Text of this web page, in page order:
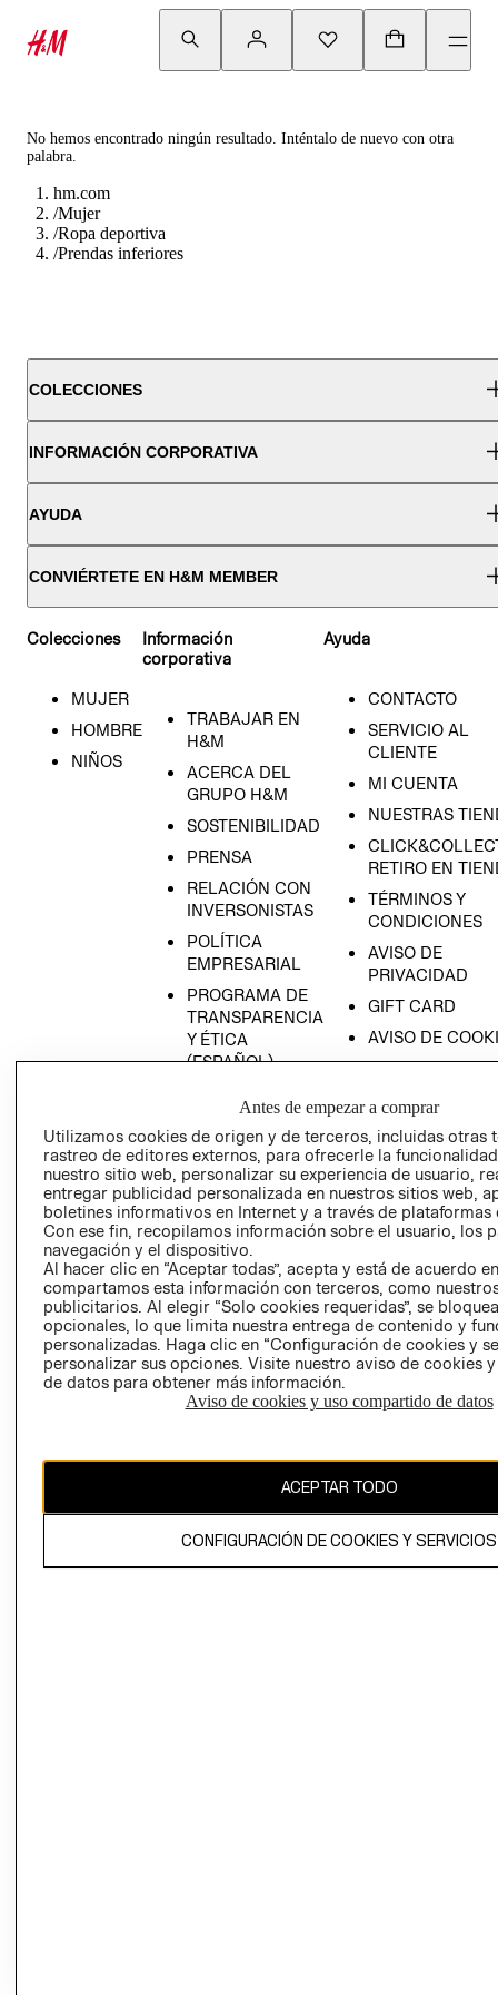
No hemos encontrado ningún resultado. Inténtalo de nuevo con otra
palabra.
hm.com
/Mujer
/Ropa deportiva
/Prendas inferiores
COLECCIONES
INFORMACIÓN CORPORATIVA
AYUDA
CONVIÉRTETE EN H&M MEMBER
Colecciones
MUJER
HOMBRE
NIÑOS
Información
corporativa
TRABAJAR EN
H&M
ACERCA DEL
GRUPO H&M
SOSTENIBILIDAD
PRENSA
RELACIÓN CON
INVERSONISTAS
POLÍTICA
EMPRESARIAL
PROGRAMA DE
TRANSPARENCIA
Y ÉTICA
(ESPAÑOL)
TRANSPARENCIA
Y ÉTICA (INGLÉS)
Ayuda
CONTACTO
SERVICIO AL
CLIENTE
MI CUENTA
NUESTRAS
RETIRO EN
TÉRMINOS Y
CONDICIONES
AVISO DE
PRIVACIDAD
GIFT CARD
AVISO DE
COMERCIO - SIC
PETICIONES
QUEJAS Y
RECLAMOS
Colombia ($)
CAMBIAR REGIÓN
El contenido de esta página web está protegido por copyright y es
Antes de empezar a comprar
Utilizamos cookies de origen y de terceros, incluidas otras
rastreo de editores externos, para ofrecerle la
nuestro sitio web, personalizar su experiencia de usuario,
entregar publicidad personalizada en nuestros sitios web,
boletines informativos en Internet y a través de plataformas
Con ese fin, recopilamos información sobre el usuario, los
navegación y el dispositivo.
Al hacer clic en “Aceptar todas”, acepta y está de acuerdo
compartamos esta información con terceros, como
publicitarios. Al elegir “Solo cookies requeridas”, se
opcionales, lo que limita nuestra entrega de contenido y
personalizadas. Haga clic en “Configuración de cookies y
personalizar sus opciones. Visite nuestro aviso de cookies
de datos para obtener más información.
Aviso de cookies y uso compartido de datos
ACEPTAR TODO
CONFIGURACIÓN DE COOKIES Y SERVICIOS